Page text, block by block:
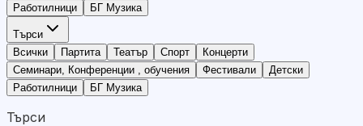
Работилници
БГ Музика
Търси
Всички
Партита Театър Спорт
Концерти
Семинари, Конференции , обучения
Фестивали
Детски
Работилници
БГ Музика
Търси